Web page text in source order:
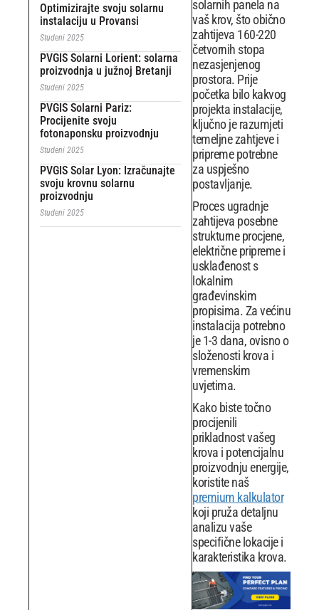
Optimizirajte svoju solarnu
instalaciju u Provansi
Studeni 2025
PVGIS Solarni Lorient: solarna
proizvodnja u južnoj Bretanji
Studeni 2025
PVGIS Solarni Pariz:
Procijenite svoju
fotonaponsku proizvodnju
Studeni 2025
PVGIS Solar Lyon: Izračunajte
svoju krovnu solarnu
proizvodnju
Studeni 2025
solarnih panela na
vaš krov, što obično
zahtijeva 160-220
četvornih stopa
nezasjenjenog
prostora. Prije
početka bilo kakvog
projekta instalacije,
ključno je razumjeti
temeljne zahtjeve i
pripreme potrebne
za uspješno
postavljanje.
Proces ugradnje
zahtijeva posebne
strukturne procjene,
električne pripreme i
usklađenost s
lokalnim
građevinskim
propisima. Za većinu
instalacija potrebno
je 1-3 dana, ovisno o
složenosti krova i
vremenskim
uvjetima.
Kako biste točno
procijenili
prikladnost vašeg
krova i potencijalnu
proizvodnju energije,
koristite naš
premium kalkulator
koji pruža detaljnu
analizu vaše
specifične lokacije i
karakteristika krova.